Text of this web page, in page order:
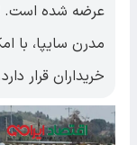
عرضه شده است.
مدرن سایپا، با
خریداران قرار